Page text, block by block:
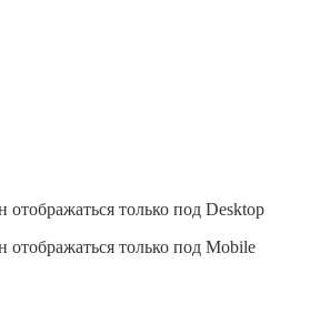
только под Desktop
только под Mobile